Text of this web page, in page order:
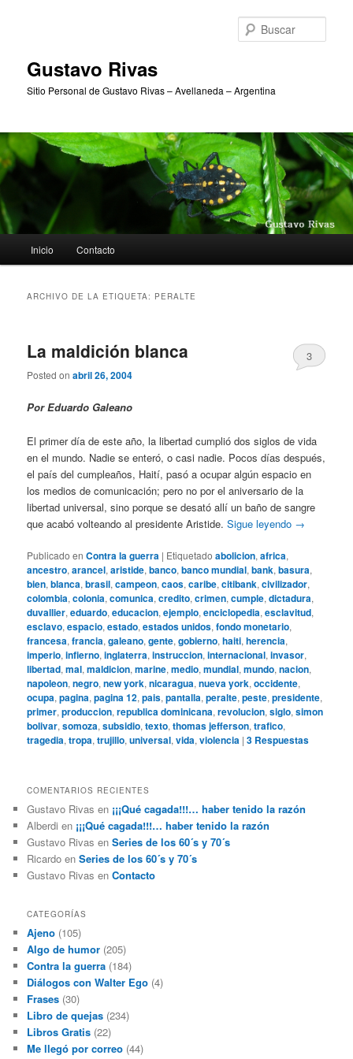
Gustavo Rivas
Sitio Personal de Gustavo Rivas – Avellaneda – Argentina
principal
Inicio Contacto
ARCHIVO DE LA ETIQUETA: PERALTE
La maldición blanca
Posted onabril 26, 2004
3
Por Eduardo Galeano
El primer día de este año, la libertad cumplió dos siglos de vida
en el mundo. Nadie se enteró, o casi nadie. Pocos días después,
el país del cumpleaños, Haití, pasó a ocupar algún espacio en
los medios de comunicación; pero no por el aniversario de la
libertad universal, sino porque se desató allí un baño de sangre
que acabó volteando al presidente Aristide.Sigue leyendo →
Publicado en Contra la guerra | Etiquetado abolicion,africa,
ancestro,arancel,aristide,banco,banco mundial,bank,basura,
bien,blanca,brasil,campeon,caos,caribe,citibank,civilizador,
colombia,colonia,comunica,credito,crimen,cumple,dictadura,
duvallier,eduardo,educacion,ejemplo,enciclopedia,esclavitud,
esclavo,espacio,estado,estados unidos,fondo monetario,
francesa,francia,galeano,gente,gobierno,haiti,herencia,
imperio,infierno,inglaterra,instruccion,internacional,invasor,
libertad,mal,maldicion,marine,medio,mundial,mundo,nacion,
napoleon,negro,new york,nicaragua,nueva york,occidente,
ocupa,pagina,pagina 12,pais,pantalla,peralte,peste,presidente,
primer,produccion,republica dominicana,revolucion,siglo,simon
bolivar,somoza,subsidio,texto,thomas jefferson,trafico,
tragedia,tropa,trujillo,universal,vida,violencia |3 Respuestas
COMENTARIOS RECIENTES
Gustavo Rivas en ¡¡¡Qué cagada!!!… haber tenido la razón
Alberdi en ¡¡¡Qué cagada!!!… haber tenido la razón
Gustavo Rivas enSeries de los 60´s y 70´s
Ricardo enSeries de los 60´s y 70´s
Gustavo Rivas enContacto
CATEGORÍAS
Ajeno (105)
Algo de humor (205)
Contra la guerra (184)
Diálogos con Walter Ego (4)
Frases (30)
Libro de quejas (234)
Libros Gratis (22)
Me llegó por correo (44)